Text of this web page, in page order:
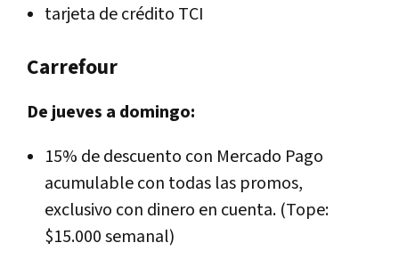
tarjeta de crédito TCI
Carrefour
De jueves a domingo:
15% de descuento con Mercado Pago
acumulable con todas las promos,
exclusivo con dinero en cuenta. (Tope:
$15.000 semanal)